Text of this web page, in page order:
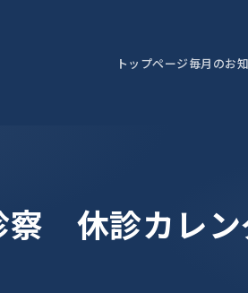
トップページ毎月のお
察 休診カレン